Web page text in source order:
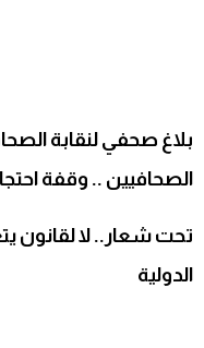
بلاغ صحفي لنقابة
الصحافيين .. وقفة
تحت شعار.. لا لقانون
الدولية